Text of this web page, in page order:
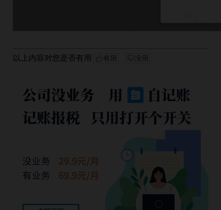
以上内容对您是否有用 有用 没用